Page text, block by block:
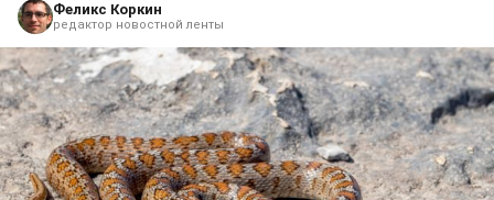
Феликс Коркин
редактор новостной ленты